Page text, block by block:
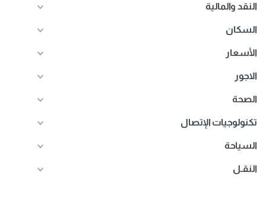
النقد والمالية
السكان
الأسعار
الاجور
الصحة
تكنولوجيات الإتصال
السياحة
النقـل